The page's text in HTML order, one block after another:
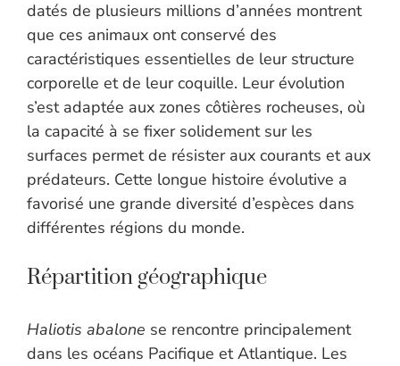
datés de plusieurs millions d’années montrent
que ces animaux ont conservé des
caractéristiques essentielles de leur structure
corporelle et de leur coquille. Leur évolution
s’est adaptée aux zones côtières rocheuses, où
la capacité à se fixer solidement sur les
surfaces permet de résister aux courants et aux
prédateurs. Cette longue histoire évolutive a
favorisé une grande diversité d’espèces dans
différentes régions du monde.
Répartition géographique
Haliotis abalone se rencontre principalement
dans les océans Pacifique et Atlantique. Les